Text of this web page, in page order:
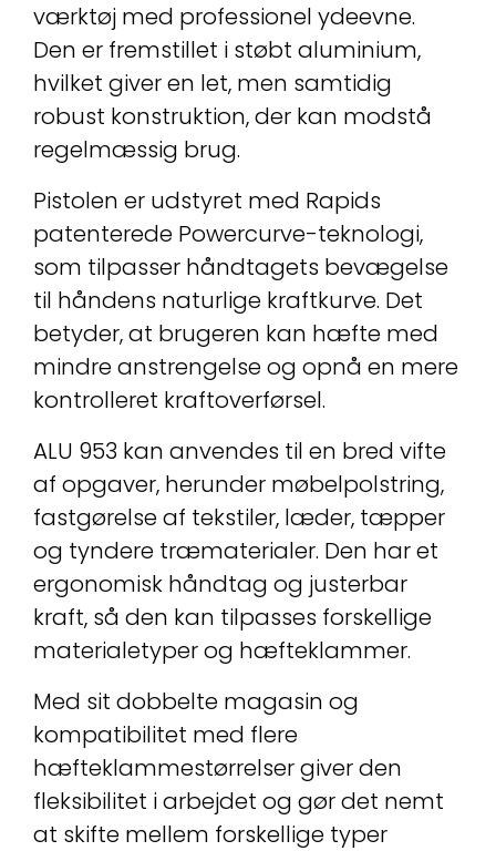
værktøj med professionel ydeevne.
Den er fremstillet i støbt aluminium,
hvilket giver en let, men samtidig
robust konstruktion, der kan modstå
regelmæssig brug.
Pistolen er udstyret med Rapids
patenterede Powercurve-teknologi,
som tilpasser håndtagets bevægelse
til håndens naturlige kraftkurve. Det
betyder, at brugeren kan hæfte med
mindre anstrengelse og opnå en mere
kontrolleret kraftoverførsel.
ALU 953 kan anvendes til en bred vifte
af opgaver, herunder møbelpolstring,
fastgørelse af tekstiler, læder, tæpper
og tyndere træmaterialer. Den har et
ergonomisk håndtag og justerbar
kraft, så den kan tilpasses forskellige
materialetyper og hæfteklammer.
Med sit dobbelte magasin og
kompatibilitet med flere
hæfteklammestørrelser giver den
fleksibilitet i arbejdet og gør det nemt
at skifte mellem forskellige typer